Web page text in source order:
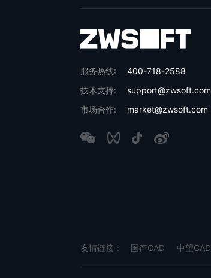
服务热线:
400-718-2588
技术支持:
support@zwsoft.com
市场合作:
market@zwsoft.com
友情链接： 国产CAD 中望CAD